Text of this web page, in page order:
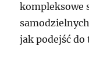
kompleksowe
jak podejść